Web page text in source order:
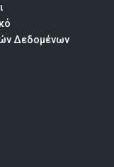
Δεδομένων